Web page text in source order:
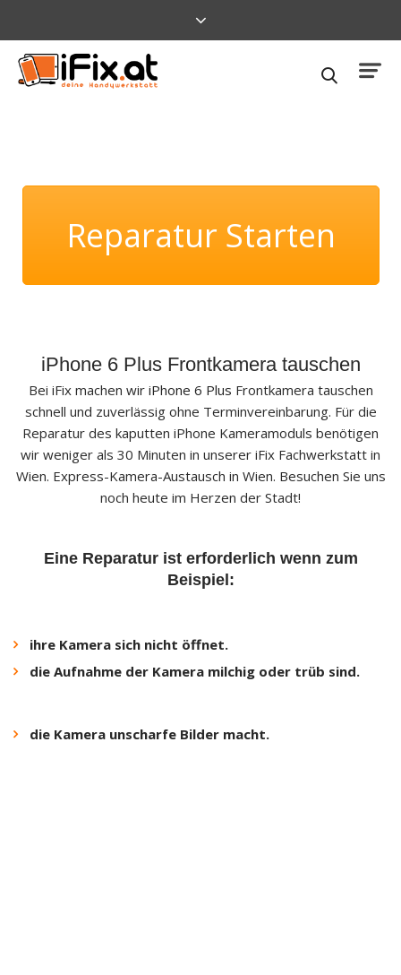
Reparatur Starten
iPhone 6 Plus Frontkamera tauschen
Bei iFix machen wir iPhone 6 Plus Frontkamera tauschen
schnell und zuverlässig ohne Terminvereinbarung. Für die
Reparatur des kaputten iPhone Kameramoduls benötigen
wir weniger als 30 Minuten in unserer iFix Fachwerkstatt in
Wien. Express-Kamera-Austausch in Wien. Besuchen Sie uns
noch heute im Herzen der Stadt!
Eine Reparatur ist erforderlich wenn zum
Beispiel:
ihre Kamera sich nicht öffnet.
die Aufnahme der Kamera milchig oder trüb sind.
die Kamera unscharfe Bilder macht.